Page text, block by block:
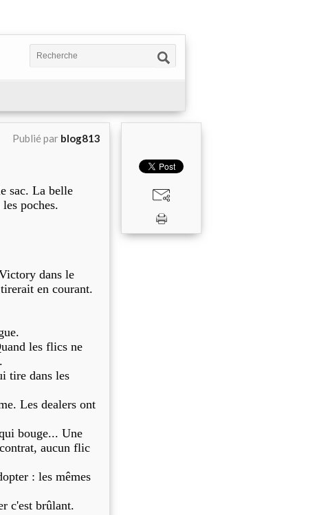
Publié par blog813
sac. La belle
poches.
dans le
en courant.
les flics ne
tire dans les
Les dealers ont
bouge... Une
aucun flic
: les mêmes
c'est brûlant.